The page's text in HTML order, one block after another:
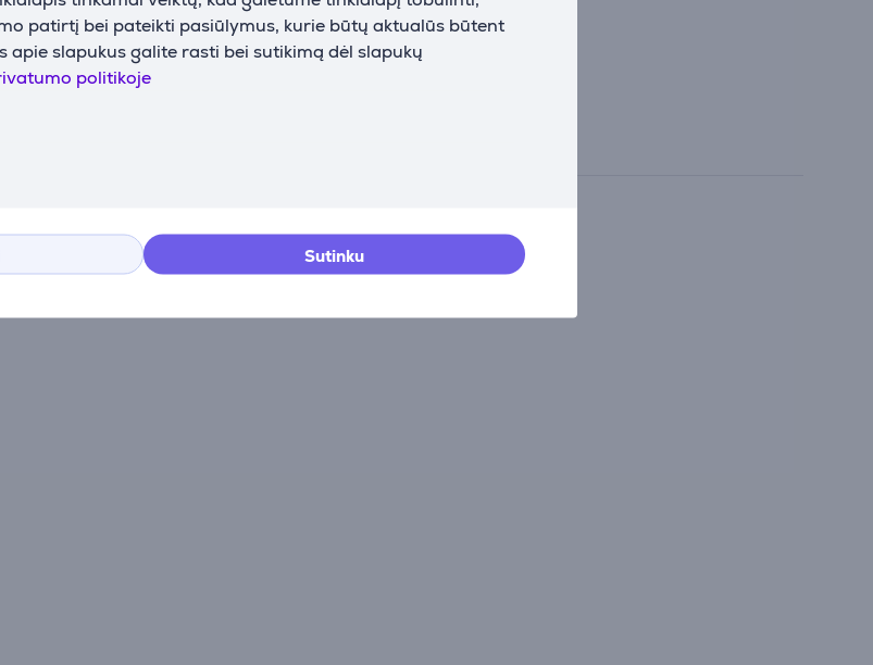
patirtį bei pateikti pasiūlymus, kurie būtų aktualūs būtent
slapukus galite rasti bei sutikimą dėl slapukų
politikoje
Sutinku